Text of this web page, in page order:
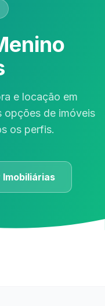
e locação em
opções de imóveis
os perfis.
Imobiliárias